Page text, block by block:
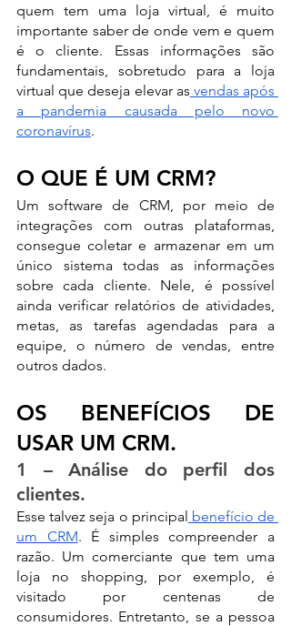
quem tem uma loja virtual, é muito
importante saber de onde vem e quem
é o cliente. Essas informações são
fundamentais, sobretudo para a loja
virtual que deseja elevar as vendas após
a pandemia causada pelo novo
coronavírus.
O QUE É UM CRM?
Um software de CRM, por meio de
integrações com outras plataformas,
consegue coletar e armazenar em um
único sistema todas as informações
sobre cada cliente. Nele, é possível
ainda verificar relatórios de atividades,
metas, as tarefas agendadas para a
equipe, o número de vendas, entre
outros dados.
OS BENEFÍCIOS DE
USAR UM CRM.
1 – Análise do perfil dos
clientes.
Esse talvez seja o principal benefício de
um CRM. É simples compreender a
razão. Um comerciante que tem uma
loja no shopping, por exemplo, é
visitado por centenas de
consumidores. Entretanto, se a pessoa